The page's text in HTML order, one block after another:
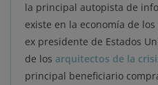
la principal autopista de
existe en la economía de
ex presidente de Estados
de los arquitectos de la
principal beneficiario